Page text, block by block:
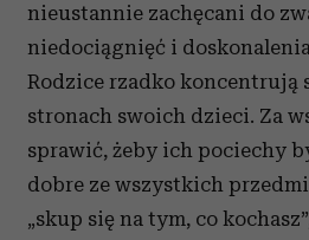
nieustannie zachęcani do
niedociągnięć i
Rodzice rzadko koncentrują
stronach swoich dzieci. Za
sprawić, żeby ich pociechy
dobre ze wszystkich
„skup się na tym, co